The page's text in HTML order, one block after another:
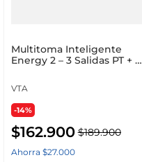
Multitoma Inteligente
Energy 2 – 3 Salidas PT + 2
VTA
-14%
$162.900 $189.900
Ahorra $27.000